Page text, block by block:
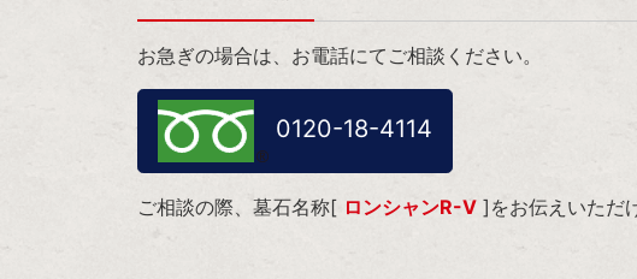
お急ぎの場合は、お電話にてご相談ください。
0120-18-4114
ご相談の際、墓石名称[ ロンシャンR-Ⅴ ]をお伝えいただ